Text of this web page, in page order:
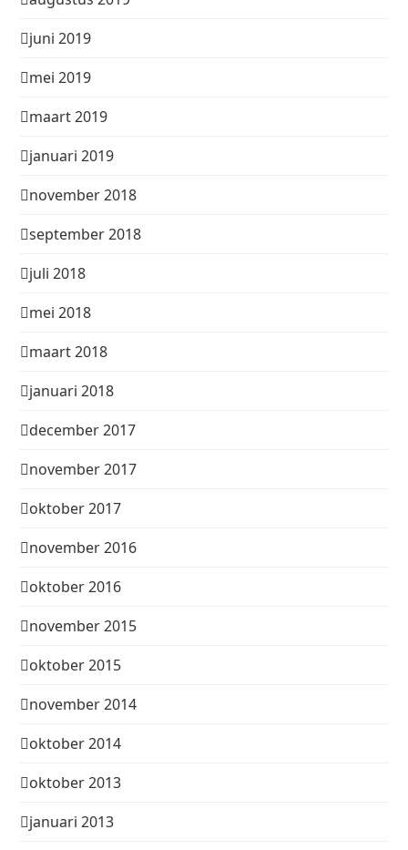
juni 2019
mei 2019
maart 2019
januari 2019
november 2018
september 2018
juli 2018
mei 2018
maart 2018
januari 2018
december 2017
november 2017
oktober 2017
november 2016
oktober 2016
november 2015
oktober 2015
november 2014
oktober 2014
oktober 2013
januari 2013